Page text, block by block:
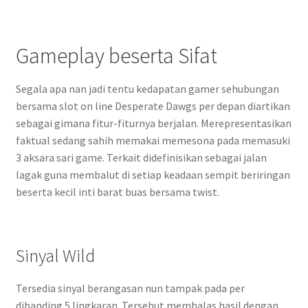
Gameplay beserta Sifat
Segala apa nan jadi tentu kedapatan gamer sehubungan
bersama slot on line Desperate Dawgs per depan diartikan
sebagai gimana fitur-fiturnya berjalan. Merepresentasikan
faktual sedang sahih memakai memesona pada memasuki
3 aksara sari game. Terkait didefinisikan sebagai jalan
lagak guna membalut di setiap keadaan sempit beriringan
beserta kecil inti barat buas bersama twist.
Sinyal Wild
Tersedia sinyal berangasan nun tampak pada per
dibanding 5 lingkaran. Tersebut membalas hasil dengan